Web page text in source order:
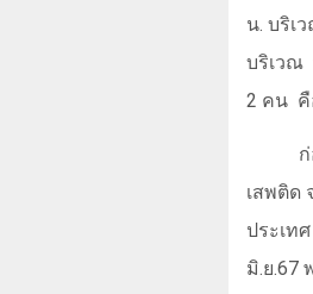
น. บริเ
บริเวณ
2 คน
เสพติด
ประเท
มิ.ย.67